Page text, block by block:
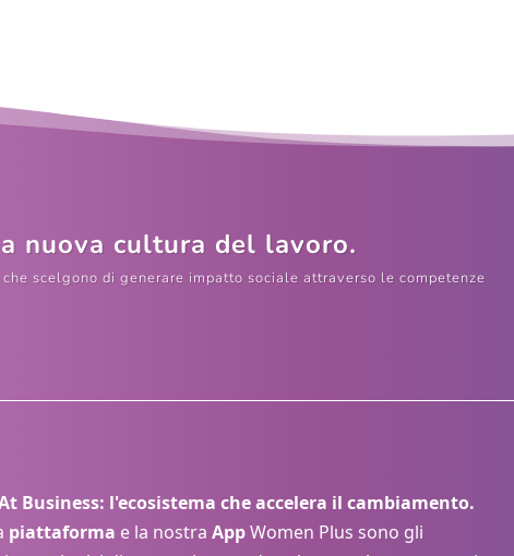
nuova cultura del lavoro.
scelgono di generare impatto sociale attraverso le competenze
Business: l'ecosistema che accelera il cambiamento.
piattaforma e la nostraAppWomen Plus sono gli